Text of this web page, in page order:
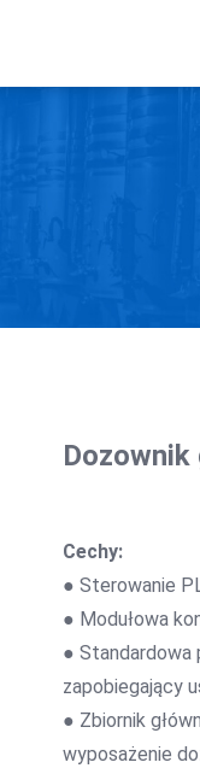
Cechy:
● Sterowanie
● Modułowa
● Standardowa
zapobiegający
● Zbiornik
wyposażenie